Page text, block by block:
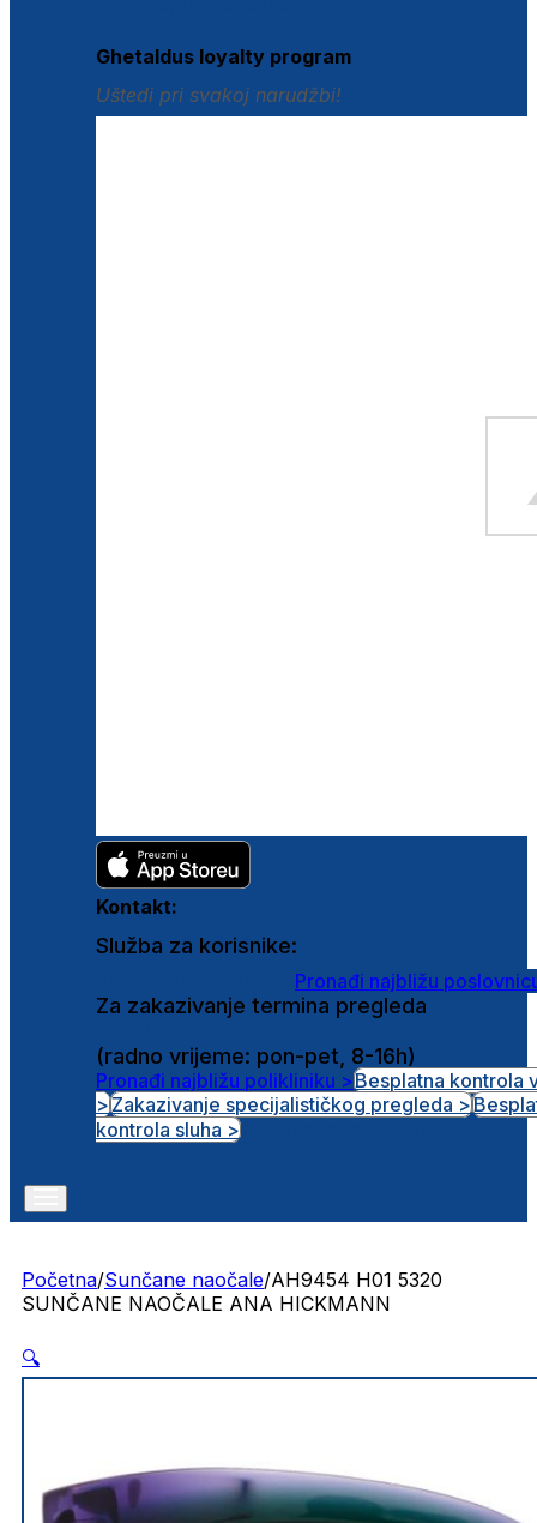
Ghetaldus loyalty program
Uštedi pri svakoj narudžbi!
Kontakt:
Služba za korisnike:
Pronađi najbližu
Za zakazivanje termina pregleda
(radno vrijeme: pon-pet, 8-16h)
Pronađi najbližu polikliniku >Besplatna kontrola
>Zakazivanje specijalističkog pregleda >
kontrola sluha >
Početna/Sunčane naočale/AH9454 H01 5320
SUNČANE NAOČALE ANA HICKMANN
🔍